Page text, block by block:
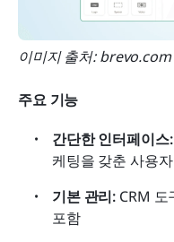
이미지 출처: brevo.com
주요 기능
간단한 인터페이스:
케팅을 갖춘 사용
기본 관리: CRM 도
포함